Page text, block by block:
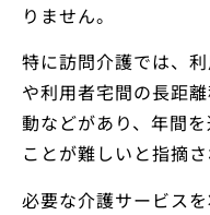
りません。
特に訪問介護では、
や利用者宅間の長距
動などがあり、年間
ことが難しいと指摘さ
必要な介護サービス